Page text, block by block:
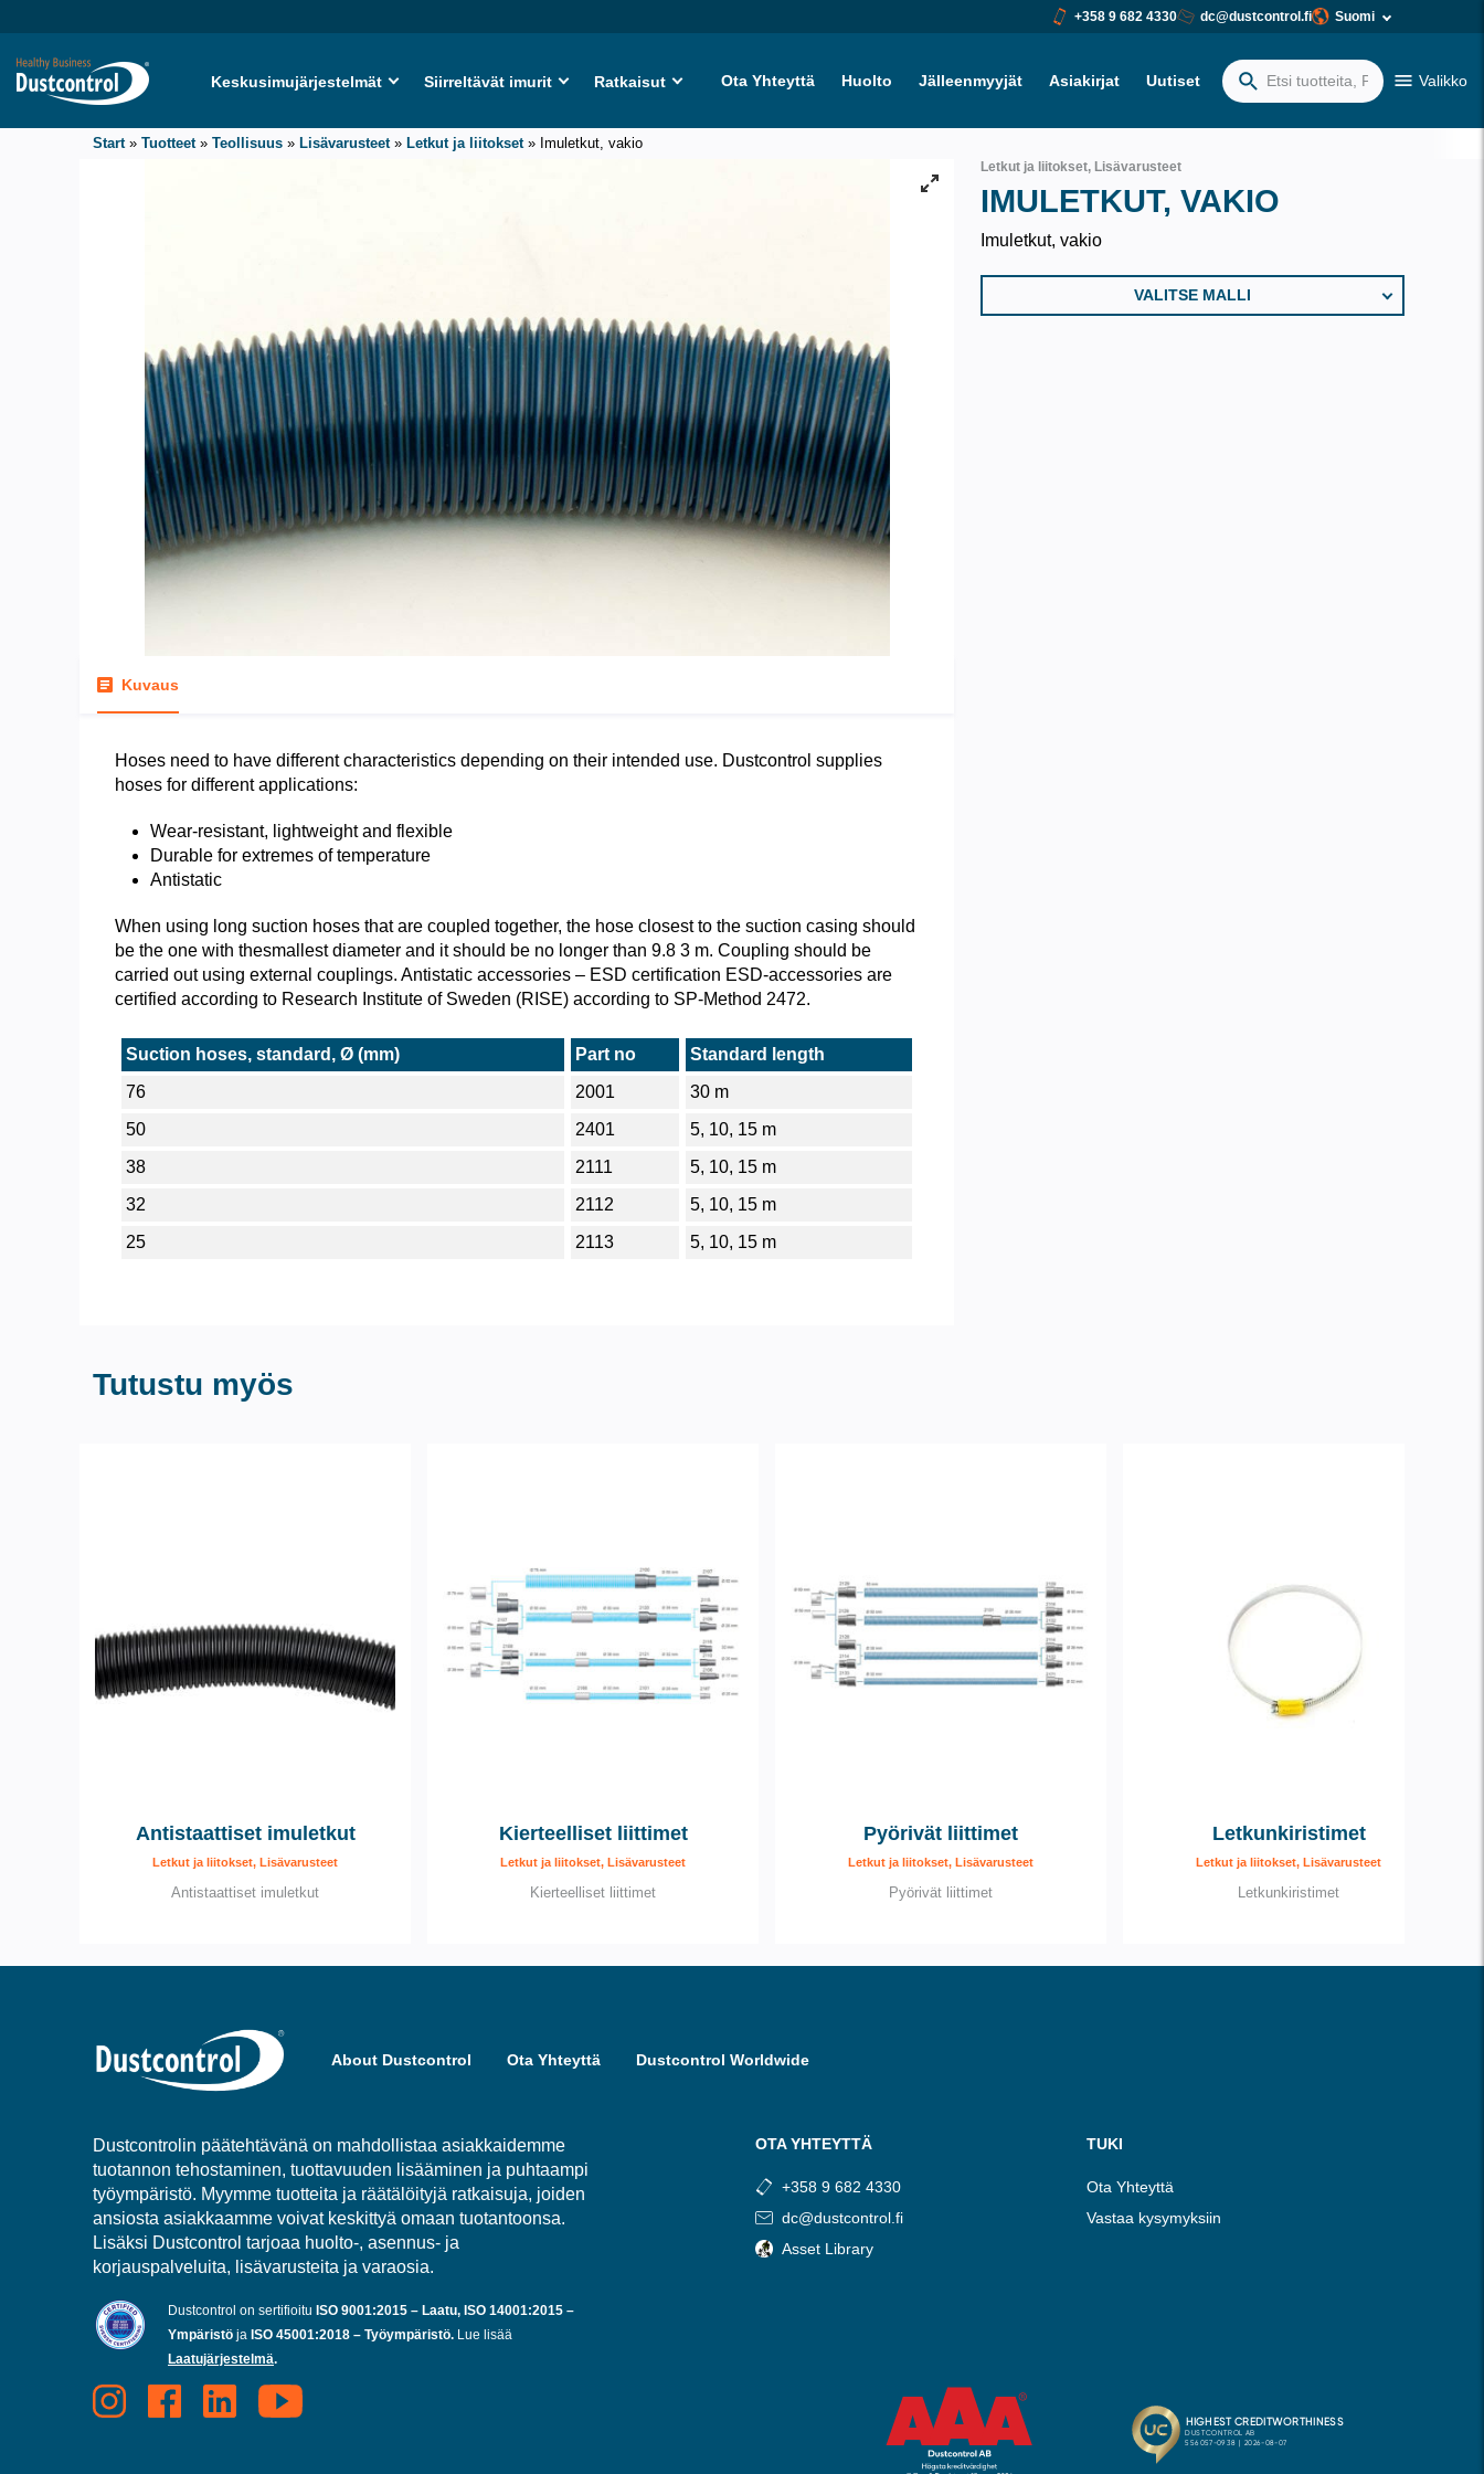
+358 9 682 4330 dc@dustcontrol.fi Suomi
Keskusimujärjestelmät Siirreltävät imurit Ratkaisut Ota Yhteyttä Huolto Jälleenmyyjät Asiakirjat Uutiset
Etsiä:
Valikko
Start» Tuotteet» Teollisuus » Lisävarusteet» Letkut ja liitokset» Imuletkut, vakio
Kuvaus
Hoses need to have different characteristics depending on their intended use. Dustcontrol supplies
hoses for different applications:
Wear-resistant, lightweight and flexible
Durable for extremes of temperature
Antistatic
When using long suction hoses that are coupled together, the hose closest to the suction casing should
be the one with thesmallest diameter and it should be no longer than 9.8 3 m. Coupling should be
carried out using external couplings. Antistatic accessories – ESD certification ESD-accessories are
certified according to Research Institute of Sweden (RISE) according to SP-Method 2472.
Suction hoses, standard, Ø (mm) Part no
Standard length
76
2001
30 m
50
2401
5, 10, 15 m
38
2111
5, 10, 15 m
32
2112
5, 10, 15 m
25
2113 5, 10, 15 m
Letkut ja liitokset, Lisävarusteet
IMULETKUT, VAKIO
Imuletkut, vakio
VALITSE MALLI
Tutustu myös
Antistaattiset imuletkut
Letkut ja liitokset, Lisävarusteet
Antistaattiset imuletkut
Kierteelliset liittimet
Letkut ja liitokset, Lisävarusteet
Kierteelliset liittimet
Pyörivät liittimet
Letkut ja liitokset, Lisävarusteet
Pyörivät liittimet
Letkunkiristimet
Letkut ja liitokset, Lisävarusteet
Letkunkiristimet
About Dustcontrol Ota Yhteyttä Dustcontrol Worldwide
Dustcontrolin päätehtävänä on mahdollistaa asiakkaidemme
tuotannon tehostaminen, tuottavuuden lisääminen ja puhtaampi
työympäristö. Myymme tuotteita ja räätälöityjä ratkaisuja, joiden
ansiosta asiakkaamme voivat keskittyä omaan tuotantoonsa.
Lisäksi Dustcontrol tarjoaa huolto-, asennus- ja
korjauspalveluita, lisävarusteita ja varaosia.
Dustcontrol on sertifioitu ISO 9001:2015 – Laatu, ISO 14001:2015 –
Ympäristö ja ISO 45001:2018 – Työympäristö. Lue lisää
Laatujärjestelmä.
OTA YHTEYTTÄ
+358 9 682 4330
dc@dustcontrol.fi
Asset Library
TUKI
Ota Yhteyttä
Vastaa kysymyksiin